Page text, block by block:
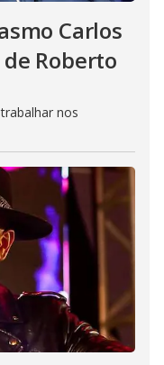
Carlos
Roberto
nos